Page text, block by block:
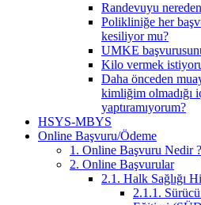
Randevuyu
Polikliniğe her
kesiliyor mu?
UMKE
Kilo vermek
Daha önceden
kimliğim olmadığı
yaptıramıyorum?
HSYS-MBYS
Online Başvuru/Ödeme
1. Online Başvuru Nedir ?
2. Online Başvurular
2.1. Halk Sağlığı
2.1.1.